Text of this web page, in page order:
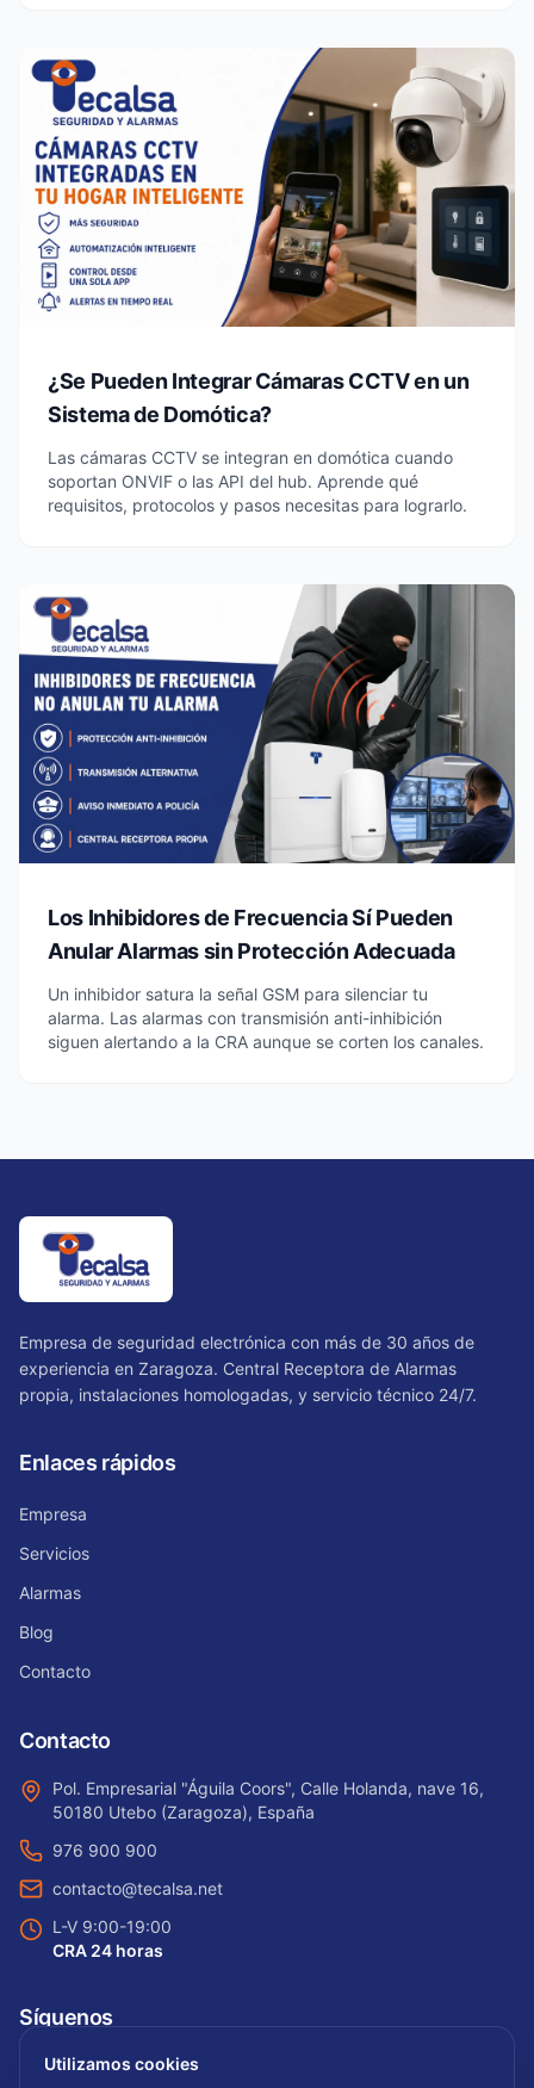
¿Se Pueden Integrar Cámaras CCTV en un
Sistema de Domótica?
Las cámaras CCTV se integran en domótica cuando
soportan ONVIF o las API del hub. Aprende qué
requisitos, protocolos y pasos necesitas para lograrlo.
Los Inhibidores de Frecuencia Sí Pueden
Anular Alarmas sin Protección Adecuada
Un inhibidor satura la señal GSM para silenciar tu
alarma. Las alarmas con transmisión anti-inhibición
siguen alertando a la CRA aunque se corten los canales.
Empresa de seguridad electrónica con más de 30 años de
experiencia en Zaragoza. Central Receptora de Alarmas
propia, instalaciones homologadas, y servicio técnico 24/7.
Enlaces rápidos
Empresa
Servicios
Alarmas
Blog
Contacto
Contacto
Pol. Empresarial "Águila Coors", Calle Holanda, nave 16,
50180 Utebo (Zaragoza), España
976 900 900
contacto@tecalsa.net
L-V 9:00-19:00
CRA 24 horas
Síguenos
Utilizamos cookies